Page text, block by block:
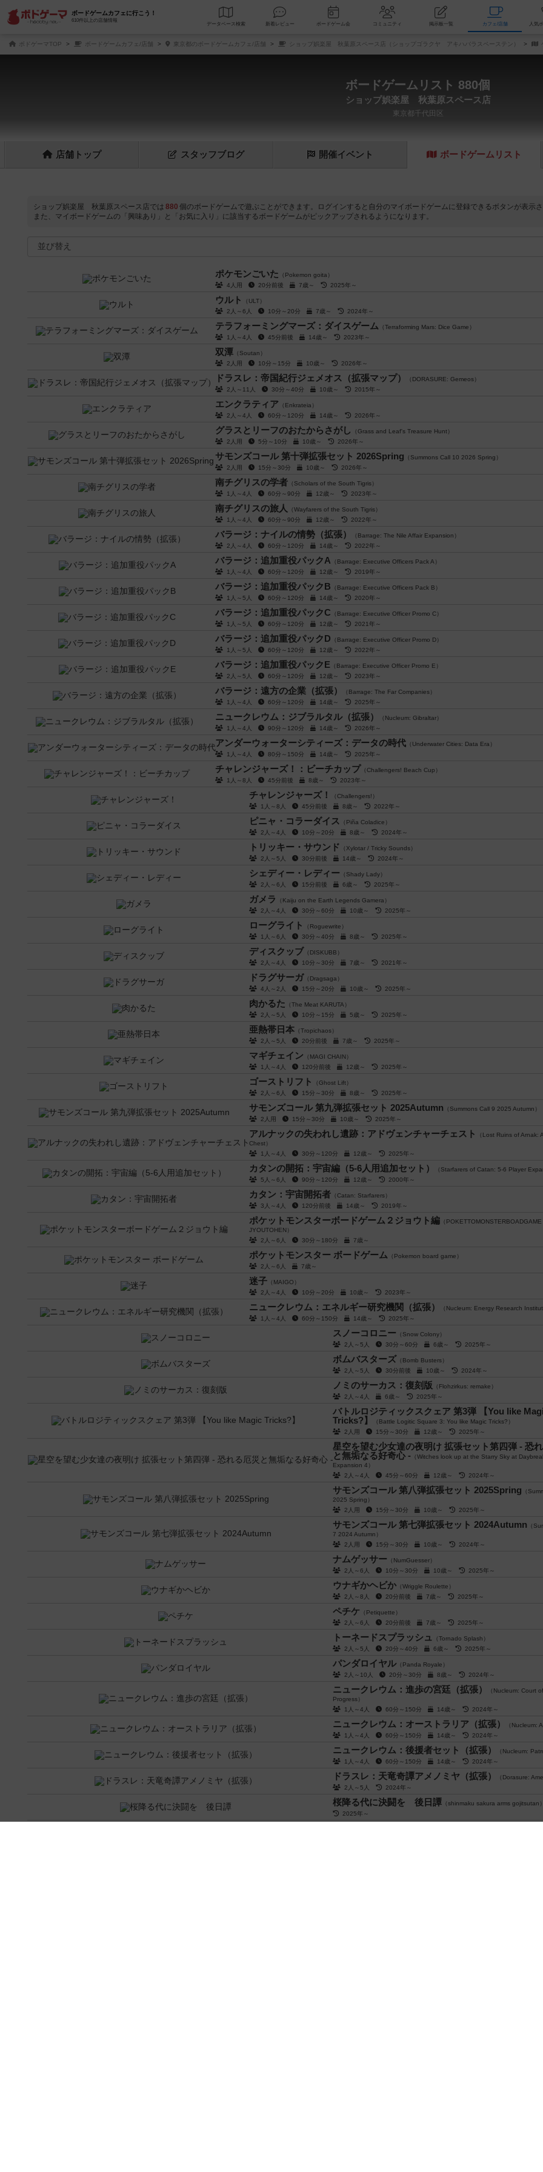
ボードゲームカフェに行こう！
610件以上の店舗情報
データベース 検索 新着レビュー ボードゲーム会 コミュニティ 掲示板一覧 カ
ボドゲーマTOP ボードゲームカフェ/店舗 東京都のボードゲームカフェ/店舗 ショップ娯楽屋 秋葉原スペース店（ショップゴラクヤ アキハバラスペーステン）
ボードゲームリスト 880個
ショップ娯楽屋 秋葉原スペース店
東京都千代田区
店舗 トップ スタッフブログ 開催イベント ボードゲーム リスト
ショップ娯楽屋 秋葉原スペース店では 880 個のボードゲームで遊ぶことができます。ログインすると自分のマイボードゲームに登録できるボタンが表示さ
また、マイボードゲームの「興味あり」と「お気に入り」に該当するボードゲームがピックアップされるようになります。
ポケモンごいた （Pokemon goita）
4人用
20分前後 7歳～ 2025年～
ウルト
（ULT）
2人～6人
10分～20分 7歳～ 2024年～
テラフォーミングマーズ：ダイスゲーム （Terraforming Mars: Dice Game）
1人～4人
45分前後 14歳～ 2023年～
双潭 （Soutan）
2人用
10分～15分 10歳～ 2026年～
ドラスレ：帝国紀行ジェメオス（拡張マップ）
（DORASURE: Gemeos）
2人～11人
30分～40分 10歳～ 2015年～
エンクラティア （Enkrateia）
2人～4人
60分～120分 14歳～ 2026年～
グラスとリーフのおたからさがし
（Grass and Leaf's Treasure Hunt）
2人用
5分～10分 10歳～ 2026年～
サモンズコール 第十弾拡張セット 2026Spring （Summons Call 10 2026 Spring）
2人用
15分～30分 10歳～ 2026年～
南チグリスの学者 （Scholars of the South Tigris）
1人～4人
60分～90分 12歳～ 2023年～
南チグリスの旅人
（Wayfarers of the South Tigris）
1人～4人
60分～90分 12歳～ 2022年～
バラージ：ナイルの情勢（拡張）
（Barrage: The Nile Affair Expansion）
2人～4人
60分～120分 14歳～ 2022年～
バラージ：追加重役パックA （Barrage: Executive Officers Pack A）
1人～4人
60分～120分 12歳～ 2019年～
バラージ：追加重役パックB （Barrage: Executive Officers Pack B）
1人～5人
60分～120分 14歳～ 2020年～
バラージ：追加重役パックC （Barrage: Executive Officer Promo C）
1人～5人
60分～120分 12歳～ 2021年～
バラージ：追加重役パックD （Barrage: Executive Officer Promo D）
1人～5人
60分～120分 12歳～ 2022年～
バラージ：追加重役パックE （Barrage: Executive Officer Promo E）
2人～5人
60分～120分 12歳～ 2023年～
バラージ：遠方の企業（拡張）
（Barrage: The Far Companies）
1人～4人
60分～120分 14歳～ 2025年～
ニュークレウム：ジブラルタル（拡張）
（Nucleum: Gibraltar）
1人～4人
90分～120分 14歳～ 2026年～
アンダーウォーターシティーズ：データの時代 （Underwater Cities: Data Era）
1人～4人
80分～150分 14歳～ 2025年～
チャレンジャーズ！：ビーチカップ （Challengers! Beach Cup）
1人～8人
45分前後 8歳～ 2023年～
チャレンジャーズ！
（Challengers!）
1人～8人
45分前後 8歳～ 2022年～
ピニャ・コラーダイス
（Piña Coladice）
2人～4人
10分～20分 8歳～ 2024年～
トリッキー・サウンド （Xylotar / Tricky Sounds）
2人～5人
30分前後 14歳～ 2024年～
シェディー・レディー （Shady Lady）
2人～6人
15分前後 6歳～ 2025年～
ガメラ
（Kaiju on the Earth Legends Gamera）
2人～4人
30分～60分 10歳～ 2025年～
ローグライト
（Roguewrite）
1人～6人
30分～40分 8歳～ 2025年～
ディスクッブ （DISKUBB）
2人～4人
10分～30分 7歳～ 2021年～
ドラグサーガ （Dragsaga）
4人～2人
15分～20分 10歳～ 2025年～
肉かるた （The Meat KARUTA）
2人～5人
10分～15分 5歳～ 2025年～
亜熱帯日本 （Tropichaos）
2人～5人
20分前後 7歳～ 2025年～
マギチェイン （MAGI CHAIN）
1人～4人
120分前後 12歳～ 2025年～
ゴーストリフト
（Ghost Lift）
2人～6人
15分～30分 8歳～ 2025年～
サモンズコール 第九弾拡張セット 2025Autumn （Summons Call 9 2025 Autumn）
2人用
15分～30分 10歳～ 2025年～
アルナックの失われし遺跡：アドヴェンチャーチェスト
（Lost Ruins of Arnak:
Chest）
1人～4人
30分～120分 12歳～ 2025年～
カタンの開拓：宇宙編（5-6人用追加セット）
（Starfarers of Catan: 5-6 Player
5人～6人
90分～120分 12歳～ 2000年～
カタン：宇宙開拓者 （Catan: Starfarers）
3人～4人
120分前後 14歳～ 2019年～
ポケットモンスターボードゲーム２ジョウト編 （POKETTOMONSTERBOADGAME
JYOUTOHEN）
2人～6人
30分～180分 7歳～
ポケットモンスター ボードゲーム （Pokemon board game）
2人～6人
7歳～
迷子 （MAIGO）
2人～4人
10分～20分 10歳～ 2023年～
ニュークレウム：エネルギー研究機関（拡張）
（Nucleum: Energy Research
1人～4人
60分～150分 14歳～ 2025年～
スノーコロニー （Snow Colony）
2人～5人
30分～60分 6歳～ 2025年～
ボムバスターズ （Bomb Busters）
2人～5人
30分前後 10歳～ 2024年～
ノミのサーカス：復刻版 （Flohzirkus: remake）
2人～4人
6歳～ 2025年～
バトルロジティックスクェア 第3弾 【You like
Tricks?】
（Battle Logitic Square 3: You like Magic Tricks?）
2人用
15分～30分 12歳～ 2025年～
星空を望む少女達の夜明け 拡張セット第四弾 - 恐
と無垢なる好奇心 - （Witches look up at the Starry Sky at
Expansion 4）
2人～4人
45分～60分 12歳～ 2024年～
サモンズコール 第八弾拡張セット 2025Spring （
2025 Spring）
2人用
15分～30分 10歳～ 2025年～
サモンズコール 第七弾拡張セット 2024Autumn （
7 2024 Autumn）
2人用
15分～30分 10歳～ 2024年～
ナムゲッサー （NumGuesser）
2人～6人
10分～30分 10歳～ 2025年～
ウナギかヘビか （Wriggle Roulette）
2人～8人
20分前後 7歳～ 2025年～
ペチケ （Petiquette）
2人～6人
20分前後 7歳～ 2025年～
トーネードスプラッシュ
（Tornado Splash）
2人～5人
20分～40分 6歳～ 2025年～
パンダロイヤル （Panda Royale）
2人～10人
20分～30分 8歳～ 2024年～
ニュークレウム：進歩の宮廷（拡張）
（Nucleum: Court of
Progress）
1人～4人
60分～150分 14歳～ 2024年～
ニュークレウム：オーストラリア（拡張）
（Nucleum:
1人～4人
60分～150分 14歳～ 2024年～
ニュークレウム：後援者セット（拡張）
（Nucleum:
1人～4人
60分～150分 14歳～ 2024年～
ドラスレ：天竜奇譚アメノミヤ（拡張）
（Dorasure:
2人～5人
2024年～
桜降る代に決闘を 後日譚 （shinmaku sakura arms gojitsutan）
2025年～